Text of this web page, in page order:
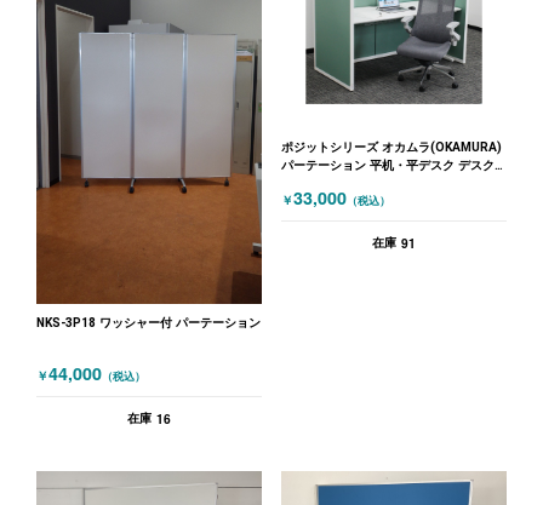
NKS-3P18 ワッシャー付 パーテーション
￥44,000 （税込）
在庫 16
ポジットシリーズ オカムラ(OKAMURA)
パーテーション 平机・平デスク デスク
1600 高さ1300 ポジットシリーズ グリ
￥33,000 （税込）
在庫 91